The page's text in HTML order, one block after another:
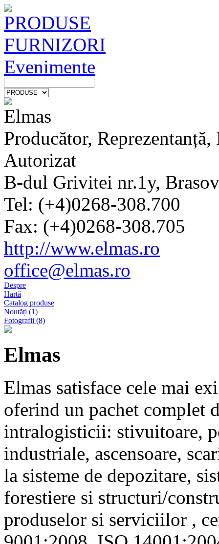
PRODUSE
FURNIZORI
Evenimente
Elmas
Producător,
Autorizat
B-dul Grivitei nr.1y, Brasov
Tel: (+4)0268-308.700
Fax: (+4)0268-308.705
http://www.elmas.ro
office@elmas.ro
Despre
Hartă
Catalog produse
Noutăți (1)
Fotografii (8)
Elmas
Elmas satisface cele mai
oferind un pachet complet
intralogisticii: stivuitoare,
industriale, ascensoare,
la sisteme de depozitare,
forestiere si structuri/
produselor si serviciilor ,